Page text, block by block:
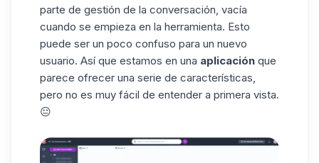
parte de gestión de la conversación, vacía
cuando se empieza en la herramienta. Esto
puede ser un poco confuso para un nuevo
usuario. Así que estamos en una aplicación que
parece ofrecer una serie de características,
pero no es muy fácil de entender a primera vista.
😐